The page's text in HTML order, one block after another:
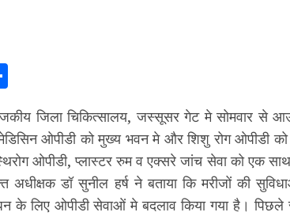
जिला चिकित्सालय, जस्सूसर गेट मे सोमवार से
ओपीडी को मुख्य भवन मे और शिशु रोग ओपीडी को
ओपीडी, प्लास्टर रुम व एक्सरे जांच सेवा को एक
डॉ सुनील हर्ष ने बताया कि मरीजों की
लिए ओपीडी सेवाओं मे बदलाव किया गया है। पिछले